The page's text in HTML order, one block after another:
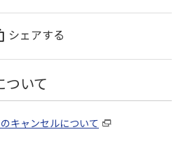
シェアする
ついて
キャンセルについて